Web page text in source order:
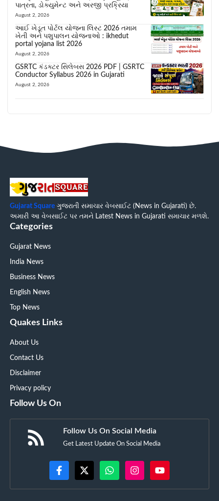
પાત્રતા, ડોક્યુમેન્ટ અને અરજી પ્રક્રિયા
August 2, 2026
આઈ ખેડૂત પોર્ટલ યોજના લિસ્ટ 2026 તમામ
ખેતી અને પશુપાલન યોજનાઓ : ikhedut
portal yojana list 2026
August 2, 2026
GSRTC કંડક્ટર સિલેબસ 2026 PDF | GSRTC
Conductor Syllabus 2026 in Gujarati
August 2, 2026
Gujarat Square ગુજરાતી સમાચાર વેબસાઈટ (News in Gujarati) છે.
અમારી આ વેબસાઈટ પર તમને Latest News in Gujarati સમાચાર મળશે.
Categories
Gujarat News
India News
Business News
English News
Top News
Quakes Links
About Us
Contact Us
Disclaimer
Privacy policy
Follow Us On
Follow Us On Social Media
Get Latest Update On Social Media